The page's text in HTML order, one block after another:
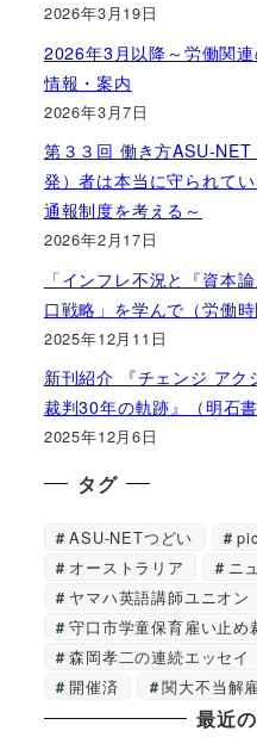
2026年3月19日
2026年3月以降～労働関
情報・案内
2026年3月7日
第３３回 働き方ASU-
発）者は本当に守られて
通報制度を考える～
2026年2月17日
「インフレ不況と『資本
口戦略」を学んで（労働時
2025年12月11日
新刊紹介 『チェンジ ア
裁判30年の軌跡』（明石
2025年12月6日
タグ
ASU-NETつどい
オーストラリア
ニ
ヤマハ英語講師ユニオン
守口市学童保育雇い止め
森岡孝二の連続エッセイ
開催済
関大不当解
最近